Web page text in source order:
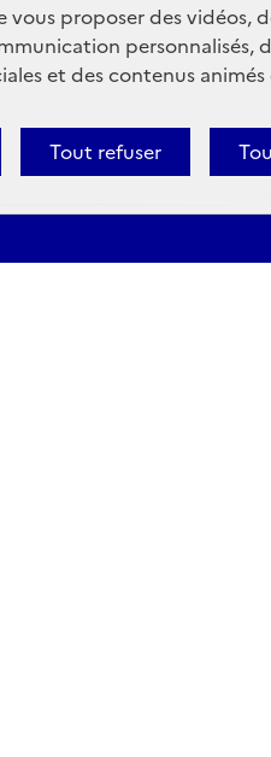
vous proposer des vidéos,
personnalisés,
et des contenus
Tout refuser